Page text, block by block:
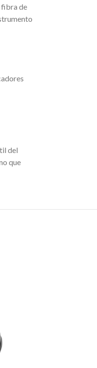
fibra de
del
que